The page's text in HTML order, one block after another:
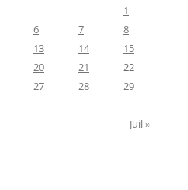
1
6 7
8
13 14
15
20 21
22
27 28
29
Juil »